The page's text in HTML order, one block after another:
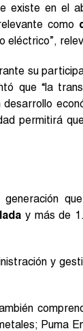
existe en el
como
eléctrico”,
su
que “la
permitirá
que
y más de
y
Puma